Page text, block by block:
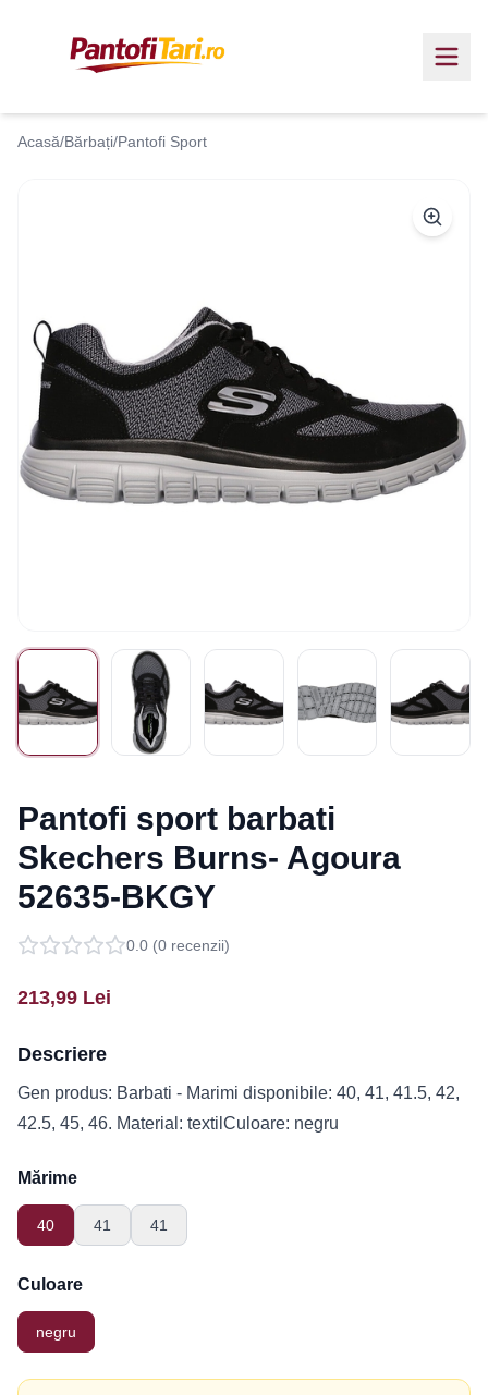
Acasă/Bărbați/Pantofi Sport
Pantofi sport barbati
Skechers Burns- Agoura
52635-BKGY
0.0 (0 recenzii)
213,99 Lei
Descriere
Gen produs: Barbati - Marimi disponibile: 40, 41, 41.5, 42,
42.5, 45, 46. Material: textilCuloare: negru
Mărime
40 41 41
Culoare
negru